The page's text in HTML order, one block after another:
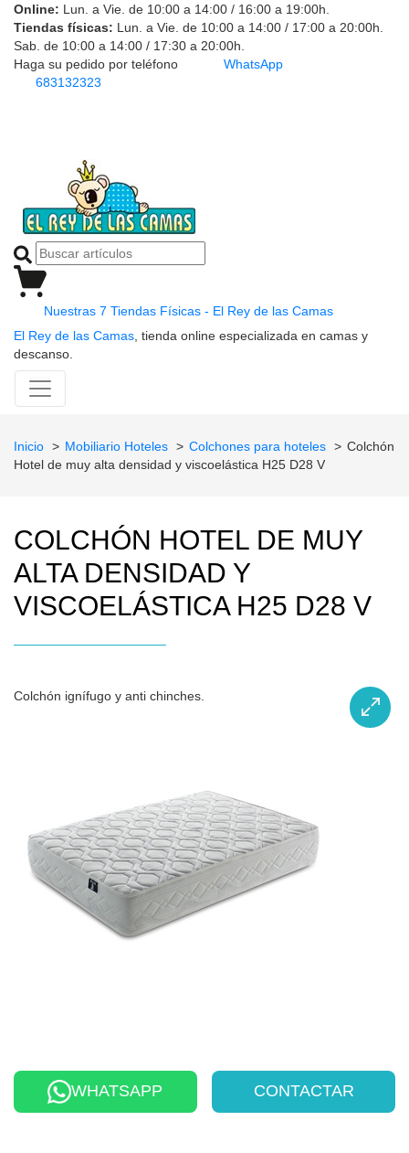
Online: Lun. a Vie. de 10:00 a 14:00 / 16:00 a 19:00h.
Tiendas físicas: Lun. a Vie. de 10:00 a 14:00 / 17:00 a 20:00h.
Sab. de 10:00 a 14:00 / 17:30 a 20:00h.
Haga su pedido por teléfono
683132323
WhatsApp
Nuestras 7 Tiendas Físicas - El Rey de las Camas
El Rey de las Camas , tienda online especializada en camas y
descanso.
Inicio Mobiliario Hoteles Colchones para hoteles
Colchón
Hotel de muy alta densidad y viscoelástica H25 D28 V
COLCHÓN HOTEL DE MUY
ALTA DENSIDAD Y
VISCOELÁSTICA H25 D28 V
Colchón ignífugo y anti chinches.
WHATSAPP CONTACTAR